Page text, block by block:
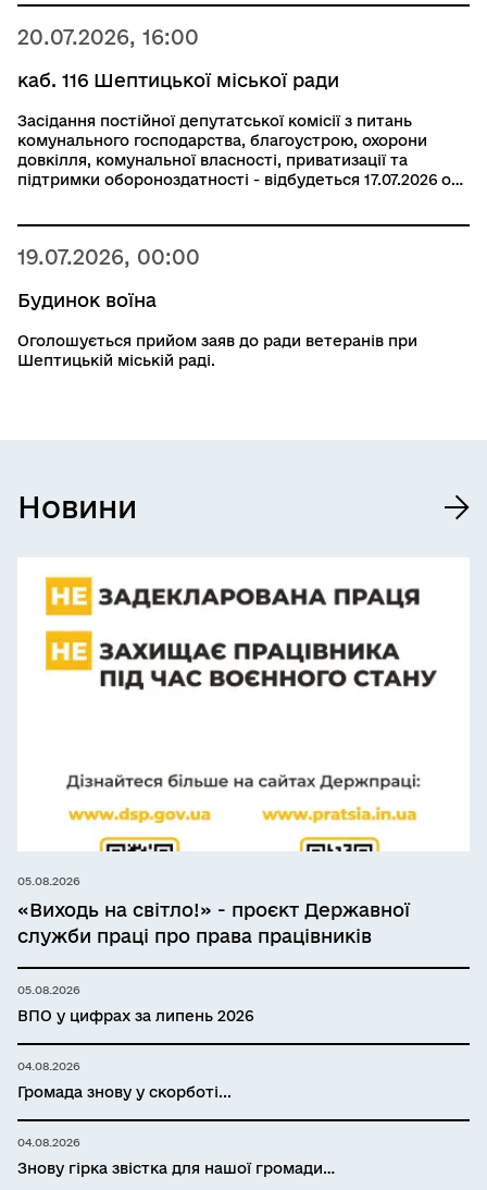
20.07.2026, 16:00
каб. 116 Шептицької міської ради
Засідання постійної депутатської комісії з питань
комунального господарства, благоустрою, охорони
довкілля, комунальної власності, приватизації та
підтримки обороноздатності - відбудеться 17.07.2026 о
19.07.2026, 00:00
Будинок воїна
Оголошується прийом заяв до ради ветеранів при
Шептицькій міській раді.
Новини
05.08.2026
«Виходь на світло!» - проєкт Державної
служби праці про права працівників
05.08.2026
ВПО у цифрах за липень 2026
04.08.2026
Громада знову у скорботі...
04.08.2026
Знову гірка звістка для нашої громади…